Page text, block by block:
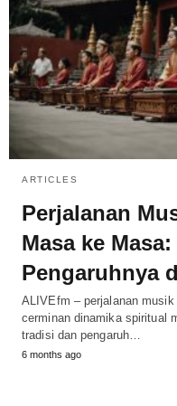
ARTICLES
Perjalanan
Masa ke
Pengaruhnya
ALIVEfm – perjalanan
cerminan dinamika spiritual
tradisi dan pengaruh…
6 months ago